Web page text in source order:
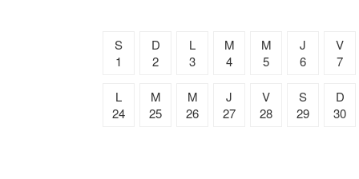
S
1
D
2
L
3
M
4
M
5
J
6
V
7
L
24
M
25
M
26
J
27
V
28
S
29
D
30